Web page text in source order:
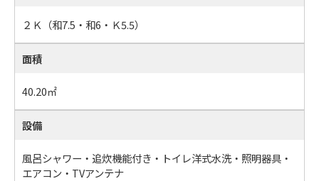
２Ｋ（和7.5・和6・Ｋ5.5）
面積
40.20㎡
設備
風呂シャワー・追炊機能付き・トイレ洋式水洗・照明器具・
エアコン・TVアンテナ